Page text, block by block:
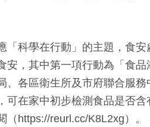
「科學在行動」的主題，食
安，其中第一項行動為「食
、各區衛生所及市府聯合服
可在家中初步檢測食品是否
（https://reurl.cc/K8L2xg）。
演唱會 社會 兩
4+
兩岸佛教文化交
流專區
10+
綜藝